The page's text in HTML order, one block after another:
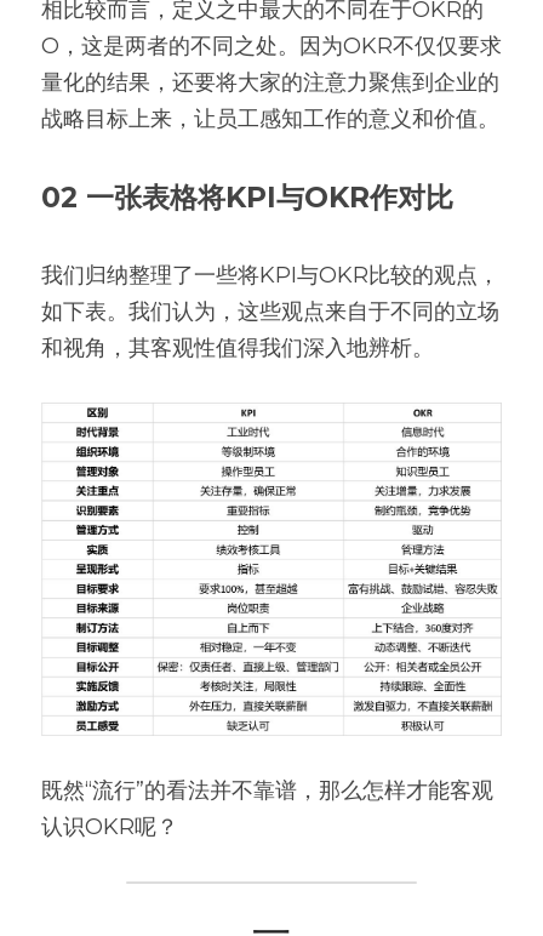
相比较而言，定义之中最大的不同在于OKR的
O，这是两者的不同之处。因为OKR不仅仅要求
量化的结果，还要将大家的注意力聚焦到企业的
战略目标上来，让员工感知工作的意义和价值。
02 一张表格将KPI与OKR作对比​
我们归纳整理了一些将KPI与OKR比较的观点，
如下表。我们认为，这些观点来自于不同的立场
和视角，其客观性值得我们深入地辨析。
既然“流行”的看法并不靠谱，那么怎样才能客观
认识OKR呢？